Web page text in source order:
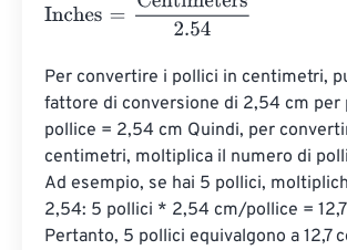
Per convertire i pollici in centimetri,
fattore di conversione di 2,54 cm per
pollice = 2,54 cm Quindi, per
centimetri, moltiplica il numero di
Ad esempio, se hai 5 pollici,
2,54: 5 pollici * 2,54 cm/pollice =
Pertanto, 5 pollici equivalgono a 12,7